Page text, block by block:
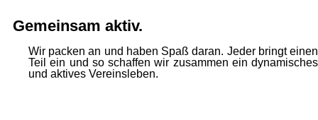
Gemeinsam aktiv.
Wir packen an und haben Spaß daran. Jeder bringt einen
Teil ein und so schaffen wir zusammen ein dynamisches
und aktives Vereinsleben.